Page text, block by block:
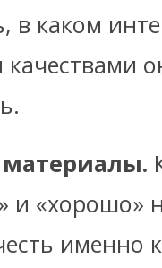
в каком
и «хорошо»
именно